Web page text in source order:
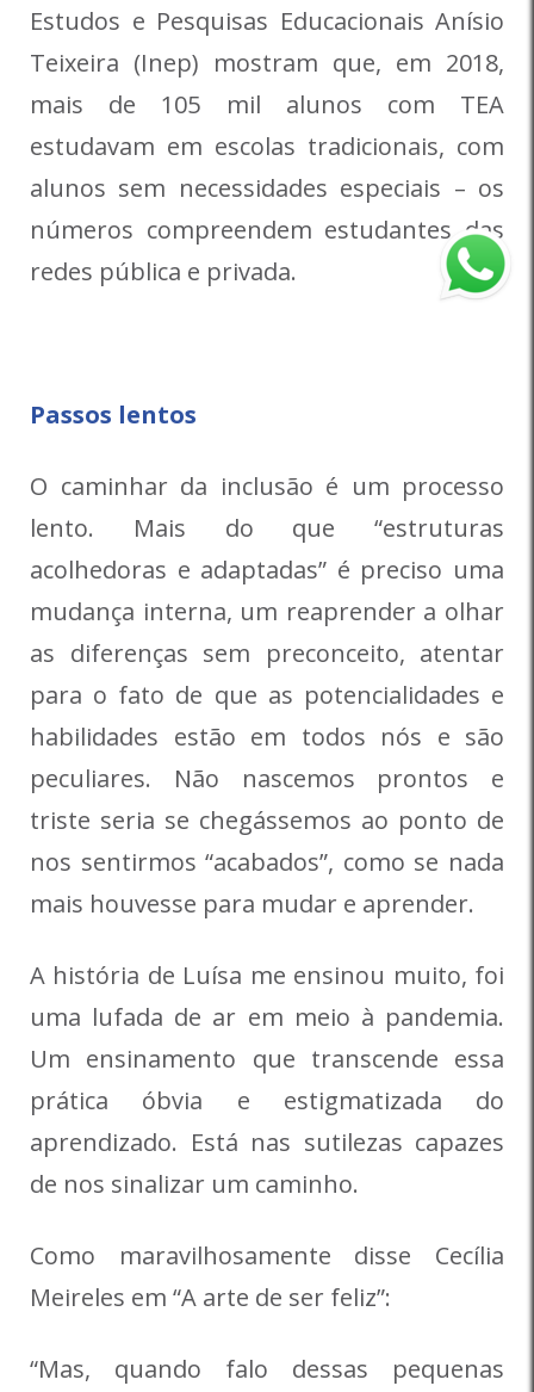
Estudos e Pesquisas Educacionais Anísio
Teixeira (Inep) mostram que, em 2018,
mais de 105 mil alunos com TEA
estudavam em escolas tradicionais, com
alunos sem necessidades especiais – os
números compreendem estudantes das
redes pública e privada.
Passos lentos
O caminhar da inclusão é um processo
lento. Mais do que “estruturas
acolhedoras e adaptadas” é preciso uma
mudança interna, um reaprender a olhar
as diferenças sem preconceito, atentar
para o fato de que as potencialidades e
habilidades estão em todos nós e são
peculiares. Não nascemos prontos e
triste seria se chegássemos ao ponto de
nos sentirmos “acabados”, como se nada
mais houvesse para mudar e aprender.
A história de Luísa me ensinou muito, foi
uma lufada de ar em meio à pandemia.
Um ensinamento que transcende essa
prática óbvia e estigmatizada do
aprendizado. Está nas sutilezas capazes
de nos sinalizar um caminho.
Como maravilhosamente disse Cecília
Meireles em “A arte de ser feliz”:
“Mas, quando falo dessas pequenas